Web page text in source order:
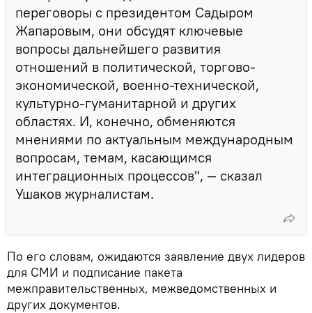
переговоры с президентом Садыром
Жапаровым, они обсудят ключевые
вопросы дальнейшего развития
отношений в политической, торгово-
экономической, военно-технической,
культурно-гуманитарной и других
областях. И, конечно, обменяются
мнениями по актуальным международным
вопросам, темам, касающимся
интеграционных процессов", — сказал
Ушаков журналистам.
По его словам, ожидаются заявление двух лидеров
для СМИ и подписание пакета
межправительственных, межведомственных и
других документов.